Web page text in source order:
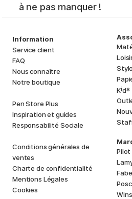
à ne pas manquer !
Information
Service client
FAQ
Nous connaître
Notre boutique
Pen Store Plus
Inspiration et guides
Responsabilité Sociale
Conditions générales de
ventes
Charte de confidentialité
Mentions Légales
Cookies
Kids
Pilot